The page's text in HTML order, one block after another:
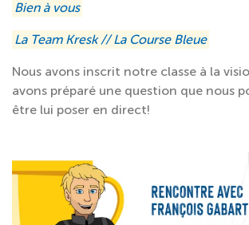
Bien à vous
La Team Kresk // La Course Bleue
Nous avons inscrit notre classe à la
avons préparé une question que nous
être lui poser en direct!